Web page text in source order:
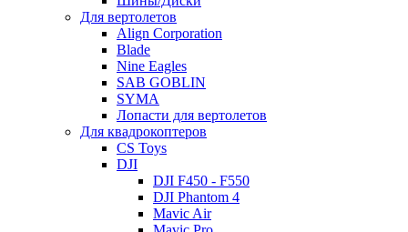
Для вертолетов
Align Corporation
Blade
Nine Eagles
SAB GOBLIN
SYMA
Лопасти для вертолетов
Для квадрокоптеров
CS Toys
DJI
DJI F450 - F550
DJI Phantom 4
Mavic Air